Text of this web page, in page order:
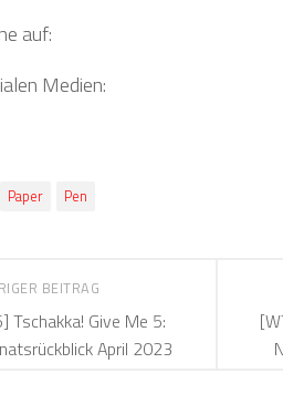
auf:
Medien:
Paper Pen
BEITRAG
Tschakka! Give Me 5:
April 2023